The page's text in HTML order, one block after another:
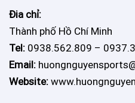
Đia chỉ:
Thành phố Hồ Chí Minh
Tel: 0938.562.809 –
Email:
Website: